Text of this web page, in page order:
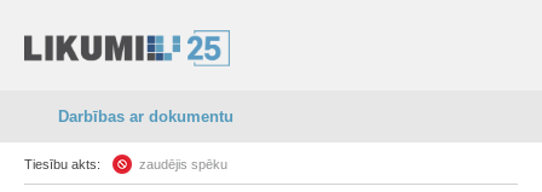
Darbības ar dokumentu
Tiesību akts: zaudējis spēku